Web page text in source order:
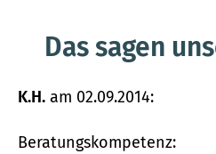
Das sagen
K.H. am 02.09.2014:
Beratungskompetenz: